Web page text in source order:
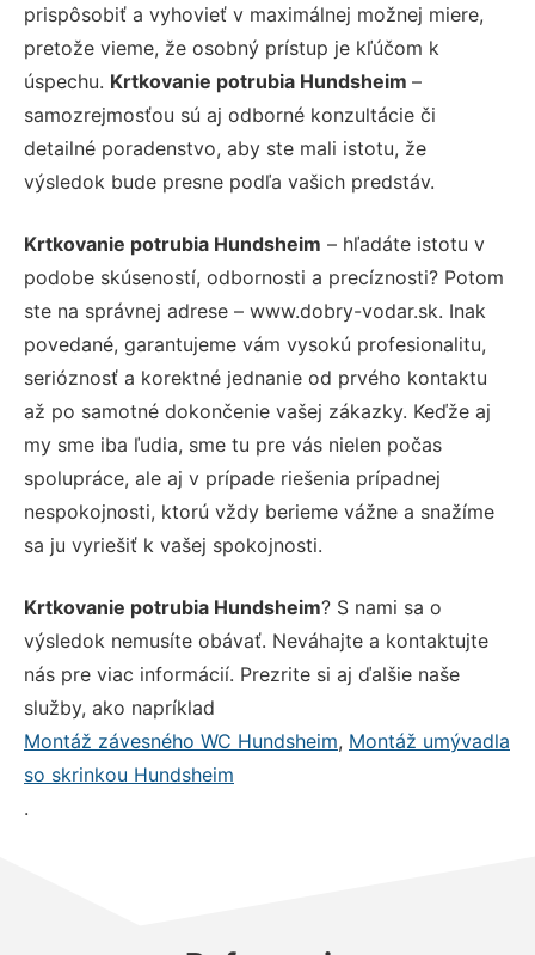
prispôsobiť a vyhovieť v maximálnej možnej miere,
pretože vieme, že osobný prístup je kľúčom k
úspechu. Krtkovanie potrubia Hundsheim –
samozrejmosťou sú aj odborné konzultácie či
detailné poradenstvo, aby ste mali istotu, že
výsledok bude presne podľa vašich predstáv.
Krtkovanie potrubia Hundsheim – hľadáte istotu v
podobe skúseností, odbornosti a precíznosti? Potom
ste na správnej adrese – www.dobry-vodar.sk. Inak
povedané, garantujeme vám vysokú profesionalitu,
serióznosť a korektné jednanie od prvého kontaktu
až po samotné dokončenie vašej zákazky. Keďže aj
my sme iba ľudia, sme tu pre vás nielen počas
spolupráce, ale aj v prípade riešenia prípadnej
nespokojnosti, ktorú vždy berieme vážne a snažíme
sa ju vyriešiť k vašej spokojnosti.
Krtkovanie potrubia Hundsheim? S nami sa o
výsledok nemusíte obávať. Neváhajte a kontaktujte
nás pre viac informácií. Prezrite si aj ďalšie naše
služby, ako napríklad
Montáž závesného WC Hundsheim, Montáž umývadla
so skrinkou Hundsheim
.